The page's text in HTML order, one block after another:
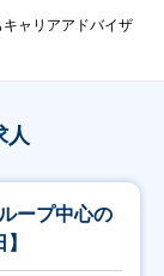
ャリアアドバイザ
人
ープ中心の